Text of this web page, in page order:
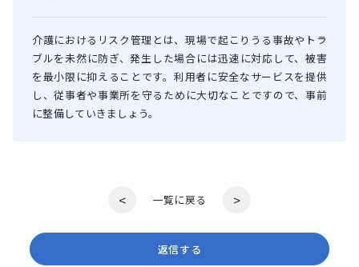
介護におけるリスク管理とは、現場で起こりうる事故やトラ
ブルを未然に防ぎ、発生した場合には迅速に対応して、被害
を最小限に抑えることです。利用者に安全なサービスを提供
し、従事者や事業所を守るために大切なことですので、事前
に整備していきましょう。
< 一覧に戻る >
返信する